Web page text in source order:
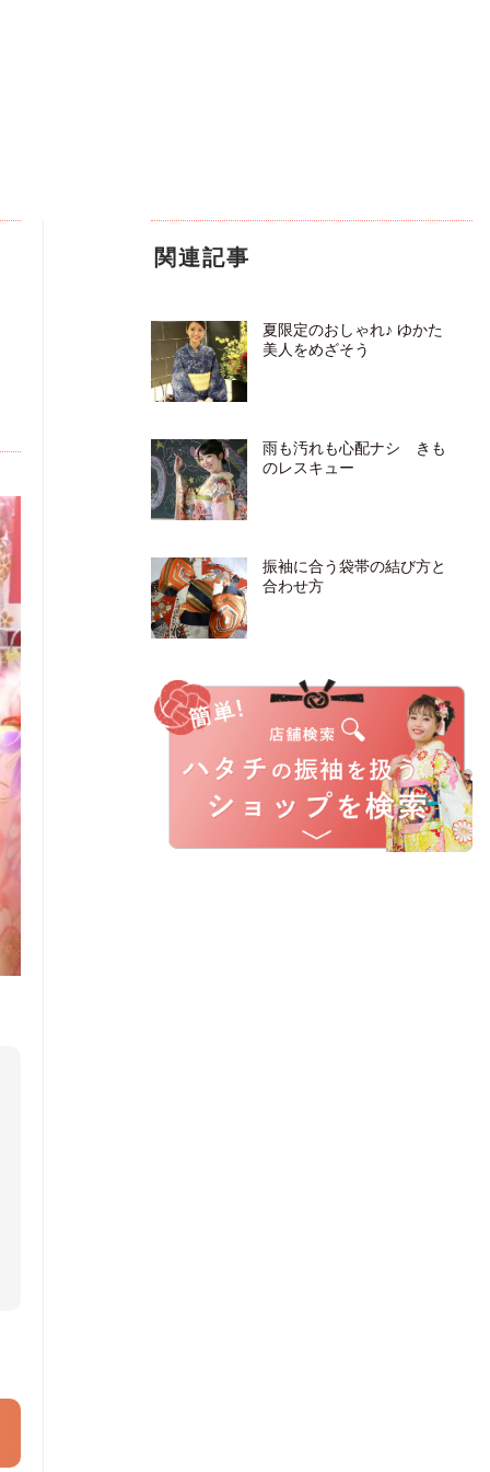
関連記事
夏限定のおしゃれ♪ ゆかた
美人をめざそう
雨も汚れも心配ナシ きも
のレスキュー
振袖に合う袋帯の結び方と
合わせ方